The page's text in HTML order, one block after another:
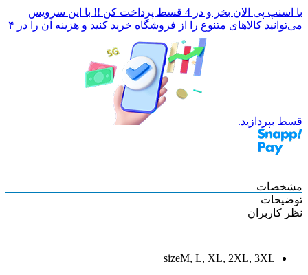
با اسنپ پی الان بخر و در 4 قسط پرداخت کن !!
با این سرویس
می‌توانید کالاهای متنوع را از فروشگاه خرید کنید و هزینه آن را در ۴
قسط بپردازید.
مشخصات
توضیحات
نظر کاربران
sizeM, L, XL, 2XL, 3XL